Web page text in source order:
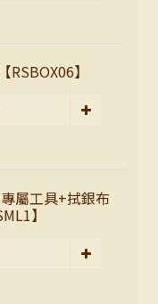
】
屬工具+拭銀布
】